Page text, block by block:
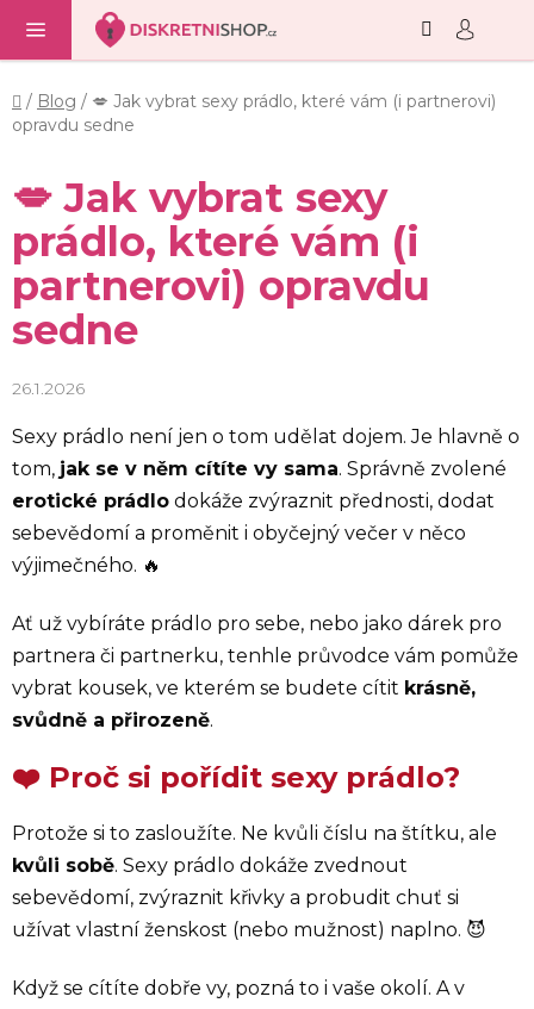
obsah
Domů
/ Blog / 💋 Jak vybrat sexy prádlo, které vám (i partnerovi)
opravdu sedne
💋 Jak vybrat sexy
prádlo, které vám (i
partnerovi) opravdu
sedne
26.1.2026
Sexy prádlo není jen o tom udělat dojem. Je hlavně o
tom, jak se v něm cítíte vy sama. Správně zvolené
erotické prádlo dokáže zvýraznit přednosti, dodat
sebevědomí a proměnit i obyčejný večer v něco
výjimečného. 🔥
Ať už vybíráte prádlo pro sebe, nebo jako dárek pro
partnera či partnerku, tenhle průvodce vám pomůže
vybrat kousek, ve kterém se budete cítit krásně,
svůdně a přirozeně.
❤️ Proč si pořídit sexy prádlo?
Protože si to zasloužíte. Ne kvůli číslu na štítku, ale
kvůli sobě. Sexy prádlo dokáže zvednout
sebevědomí, zvýraznit křivky a probudit chuť si
užívat vlastní ženskost (nebo mužnost) naplno. 😈
Když se cítíte dobře vy, pozná to i vaše okolí. A v